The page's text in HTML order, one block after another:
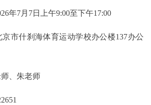
7月7日上午9:00至下午17:00
什刹海体育运动学校办公楼137办公
、朱老师